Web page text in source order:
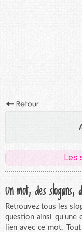
Les
Un mot, des
Retrouvez tous les
question ainsi qu'une
lien avec ce mot.